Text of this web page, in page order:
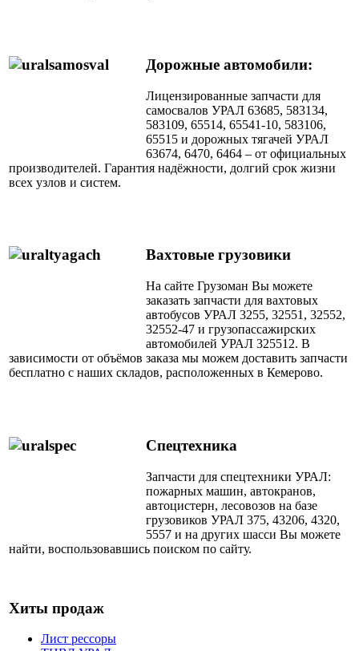
Дорожные автомобили:
Лицензированные запчасти для
самосвалов УРАЛ 63685, 583134,
583109, 65514, 65541-10, 583106,
65515 и дорожных тягачей УРАЛ
63674, 6470, 6464 – от официальных
производителей. Гарантия надёжности, долгий срок жизни
всех узлов и систем.
Вахтовые грузовики
На сайте Грузоман Вы можете
заказать запчасти для вахтовых
автобусов УРАЛ 3255, 32551, 32552,
32552-47 и грузопассажирских
автомобилей УРАЛ 325512. В
зависимости от объёмов заказа мы можем доставить запчасти
бесплатно с наших складов, расположенных в Кемерово.
Спецтехника
Запчасти для спецтехники УРАЛ:
пожарных машин, автокранов,
автоцистерн, лесовозов на базе
грузовиков УРАЛ 375, 43206, 4320,
5557 и на других шасси Вы можете
найти, воспользовавшись поиском по сайту.
Хиты продаж
Лист рессоры